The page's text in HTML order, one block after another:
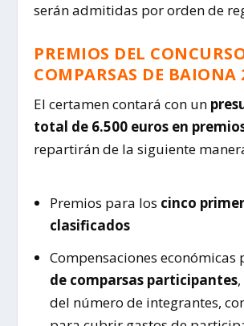
serán admitidas por orden de
PREMIOS DEL
COMPARSAS DE BAIONA
El certamen contará con un
total de 6.500 euros en
repartirán de la siguiente
Premios para los cinco
clasificados
Compensaciones económicas
de comparsas participantes
del número de integrantes,